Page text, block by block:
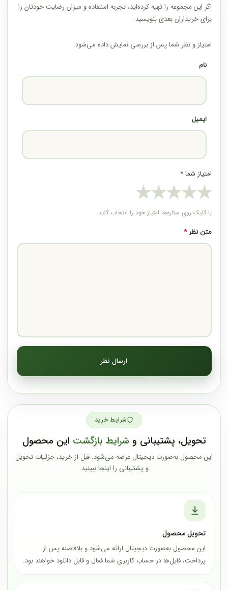
اگر این مجموعه را تهیه کرده‌اید، تجربه استفاده و میزان رضایت خودتان را
برای خریداران بعدی بنویسید.
امتیاز و نظر شما پس از بررسی نمایش داده می‌شود.
نام
ایمیل
امتیاز شما*
★★★★★
با کلیک روی ستاره‌ها امتیاز خود را انتخاب کنید.
متن نظر*
ارسال نظر
شرایط خرید
تحویل، پشتیبانی و شرایط بازگشت این محصول
این محصول به‌صورت دیجیتال عرضه می‌شود. قبل از خرید، جزئیات تحویل
و پشتیبانی را اینجا ببینید.
تحویل محصول
این محصول به‌صورت دیجیتال ارائه می‌شود و بلافاصله پس از
پرداخت، فایل‌ها در حساب کاربری شما فعال و قابل دانلود خواهند بود.